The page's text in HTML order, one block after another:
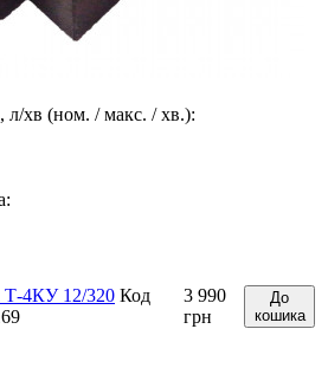
л/хв (ном. / макс. / хв.):
Т-4КУ 12/320 Код
3 990
грн
До
кошика